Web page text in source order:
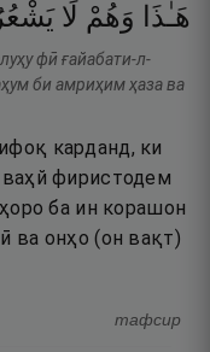
هَـٰذَا
وَهُمْ لَا
фӣ ғайабати-л-
би амриҳим ҳаза ва
карданд, ки
ваҳй фиристодем
ба ин корашон
ва онҳо (он вақт)
тафсир